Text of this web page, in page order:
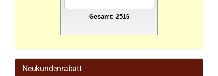
Gesamt: 2516
Neukundenrabatt